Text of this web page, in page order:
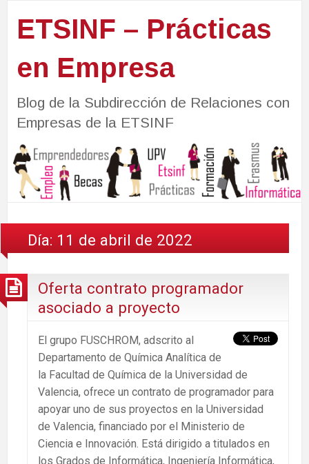
ETSINF – Prácticas
en Empresa
Blog de la Subdirección de Relaciones con
Empresas de la ETSINF
Día: 11 de abril de 2022
Oferta contrato programador
asociado a proyecto
El grupo FUSCHROM, adscrito al
Departamento de Química Analítica de
la Facultad de Química de la Universidad de
Valencia, ofrece un contrato de programador para
apoyar uno de sus proyectos en la Universidad
de Valencia, financiado por el Ministerio de
Ciencia e Innovación. Está dirigido a titulados en
los Grados de Informática, Ingenierí­a Informática,